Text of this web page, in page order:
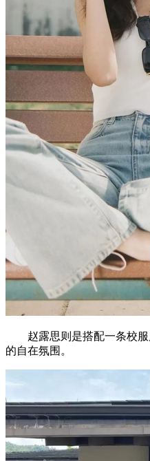
赵露思则是搭配一条校服
的自在氛围。